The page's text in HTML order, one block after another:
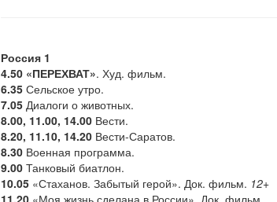
Россия 1
4.50 «ПЕРЕХВАТ». Худ. фильм.
6.35Сельское утро.
7.05Диалоги о животных.
8.00, 11.00, 14.00Вести.
8.20, 11.10, 14.20Вести-Саратов.
8.30Военная программа.
9.00Танковый биатлон.
10.05«Стаханов. Забытый герой». Док. фильм. 12+
11.20«Моя жизнь сделана в России». Док. фильм.